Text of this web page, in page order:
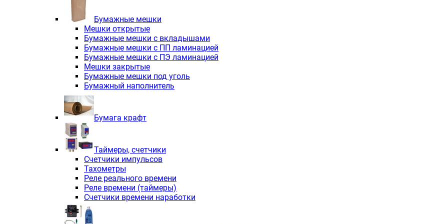
Электродвигатели асинхронные трёхфазные с тормозом INNOVARI
Электродвигатели асинхронные трёхфазные взрывозащищенные INNOVARI
Трехфазные асинхронные электродвигатели INNORED
Независимая вентиляция INNORED
Взрывозащищенная независимая вентиляция INNOVARI
Одноступенчатые цилиндрические редукторы INNORED
Экономичные червячные редукторы INNORED в квадратном корпусе
Компактные мотор-редукторы INNORED
Компактные мотор-редукторы INNORED MC
Вибраторы INNORED
Вариаторы INNORED
Бумажные мешки
Мешки открытые
Бумажные мешки с вкладышами
Бумажные мешки с ПП ламинацией
Бумажные мешки с ПЭ ламинацией
Мешки закрытые
Бумажные мешки под уголь
Бумажный наполнитель
Бумага крафт
Таймеры, счетчики
Счетчики импульсов
Тахометры
Реле реального времени
Реле времени (таймеры)
Счетчики времени наработки